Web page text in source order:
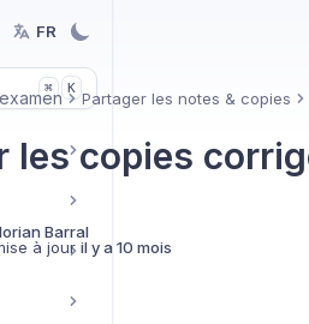
FR
⌘ K
Partager les notes & copies
les copies
Barral
à jour il y a 10 mois